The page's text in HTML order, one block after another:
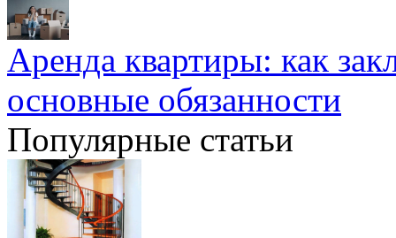
Аренда квартиры: как
основные обязанности
Популярные статьи